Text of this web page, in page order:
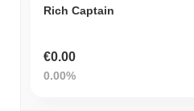
Rich Captain
€0.00
0.00%